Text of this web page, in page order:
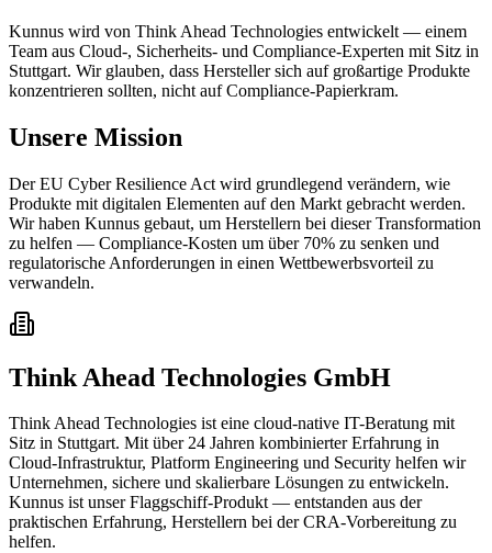
Kunnus wird von Think Ahead Technologies entwickelt — einem
Team aus Cloud-, Sicherheits- und Compliance-Experten mit Sitz in
Stuttgart. Wir glauben, dass Hersteller sich auf großartige Produkte
konzentrieren sollten, nicht auf Compliance-Papierkram.
Unsere Mission
Der EU Cyber Resilience Act wird grundlegend verändern, wie
Produkte mit digitalen Elementen auf den Markt gebracht werden.
Wir haben Kunnus gebaut, um Herstellern bei dieser Transformation
zu helfen — Compliance-Kosten um über 70% zu senken und
regulatorische Anforderungen in einen Wettbewerbsvorteil zu
verwandeln.
Think Ahead Technologies GmbH
Think Ahead Technologies ist eine cloud-native IT-Beratung mit
Sitz in Stuttgart. Mit über 24 Jahren kombinierter Erfahrung in
Cloud-Infrastruktur, Platform Engineering und Security helfen wir
Unternehmen, sichere und skalierbare Lösungen zu entwickeln.
Kunnus ist unser Flaggschiff-Produkt — entstanden aus der
praktischen Erfahrung, Herstellern bei der CRA-Vorbereitung zu
helfen.